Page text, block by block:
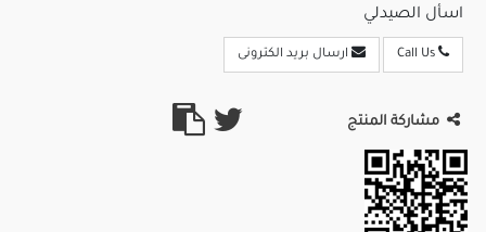
اسأل الصيدلي
ارسال بريد الكترونى
مشاركة المنتج